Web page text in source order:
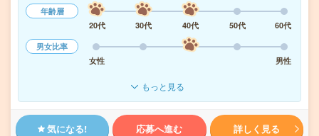
年齢層
20代
30代 40代 50代
60代
男女比率
女性
男性
もっと見る
気になる! 応募へ進む 詳しく見る